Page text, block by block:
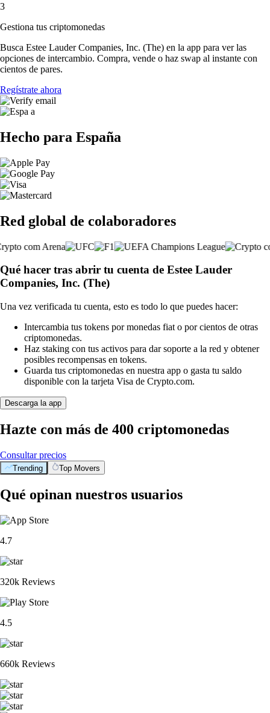
3
Gestiona tus criptomonedas
Busca Estee Lauder Companies, Inc. (The) en la app para ver las
opciones de intercambio. Compra, vende o haz swap al instante con
cientos de pares.
Regístrate ahora
Hecho para España
Red global de colaboradores
Qué hacer tras abrir tu cuenta de Estee Lauder
Companies, Inc. (The)
Una vez verificada tu cuenta, esto es todo lo que puedes hacer:
Intercambia tus tokens por monedas fiat o por cientos de otras
criptomonedas.
Haz staking con tus activos para dar soporte a la red y obtener
posibles recompensas en tokens.
Guarda tus criptomonedas en nuestra app o gasta tu saldo
disponible con la tarjeta Visa de Crypto.com.
Descarga la app
Hazte con más de 400 criptomonedas
Consultar precios
Trending Top Movers
Qué opinan nuestros usuarios
4.7
320k Reviews
4.5
660k Reviews